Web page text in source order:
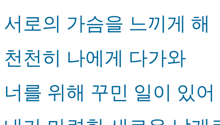
서로의 가슴을 느끼게 해
천천히 나에게 다가와
너를 위해 꾸민 일이 있어